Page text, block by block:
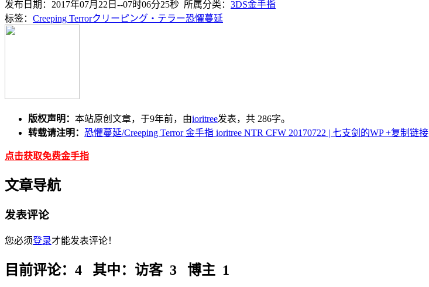
发布日期：2017年07月22日--07时06分25秒 所属分类： 3DS金手指
标签： Creeping Terrorクリーピング・テラー恐懼蔓延
版权声明： 本站原创文章，于9年前，由ioritree发表，共 286字。
转载请注明： 恐懼蔓延/Creeping Terror 金手指 ioritree NTR CFW 20170722 | 七支剑的WP+复制链接
点击获取免费金手指
文章导航
发表评论
您必须登录才能发表评论！
目前评论：4 其中：访客 3 博主 1